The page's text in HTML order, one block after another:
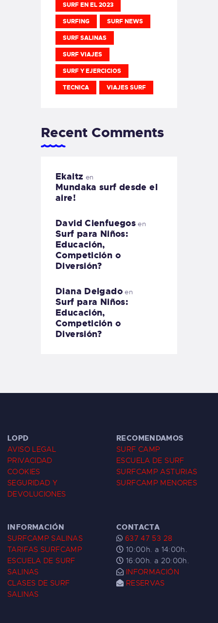
SURF EN EL 2023
SURFING SURF NEWS
SURF SALINAS
SURF VIAJES
SURF Y EJERCICIOS
TECNICA VIAJES SURF
Recent Comments
Ekaitz en
Mundaka surf desde el
aire!
David Cienfuegos en
Surf para Niños:
Educación,
Competición o
Diversión?
Diana Delgadoen
Surf para Niños:
Educación,
Competición o
Diversión?
LOPD
AVISO LEGAL
PRIVACIDAD
COOKIES
SEGURIDAD Y
DEVOLUCIONES
RECOMENDAMOS
SURF CAMP
ESCUELA DE SURF
SURFCAMP ASTURIAS
SURFCAMP MENORES
INFORMACIÓN
SURFCAMP SALINAS
TARIFAS SURFCAMP
ESCUELA DE SURF
SALINAS
CLASES DE SURF
SALINAS
CONTACTA
637 47 53 28
10:00h. a 14:00h.
16:00h. a 20:00h.
INFORMACIÓN
RESERVAS